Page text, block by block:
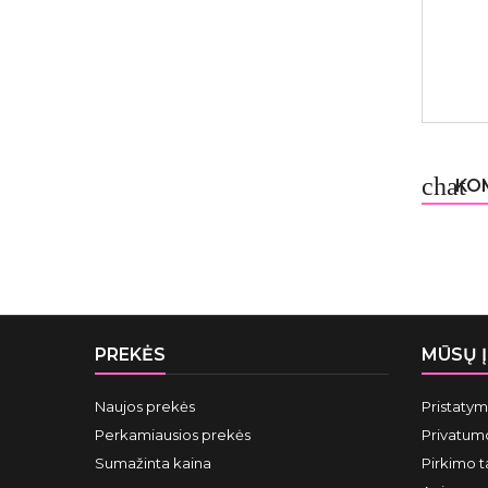
chat
PREKĖS
Naujos prekės
Perkamiausios prekės
Sumažinta kaina
MŪSŲ
Pirkimo